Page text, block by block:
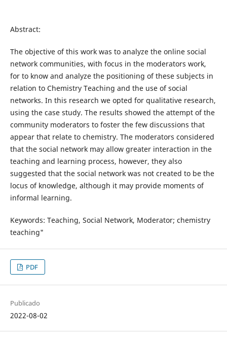
Abstract:
The objective of this work was to analyze the online social
network communities, with focus in the moderators work,
for to know and analyze the positioning of these subjects in
relation to Chemistry Teaching and the use of social
networks. In this research we opted for qualitative research,
using the case study. The results showed the attempt of the
community moderators to foster the few discussions that
appear that relate to chemistry. The moderators considered
that the social network may allow greater interaction in the
teaching and learning process, however, they also
suggested that the social network was not created to be the
locus of knowledge, although it may provide moments of
informal learning.
Keywords: Teaching, Social Network, Moderator; chemistry
teaching"
PDF
Publicado
2022-08-02